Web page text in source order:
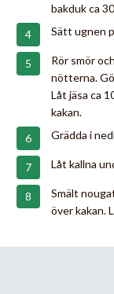
bakduk ca
Sätt ugnen
Rör smör
nötterna.
Låt jäsa ca
kakan.
Grädda i
Låt kallna
Smält
över kakan.